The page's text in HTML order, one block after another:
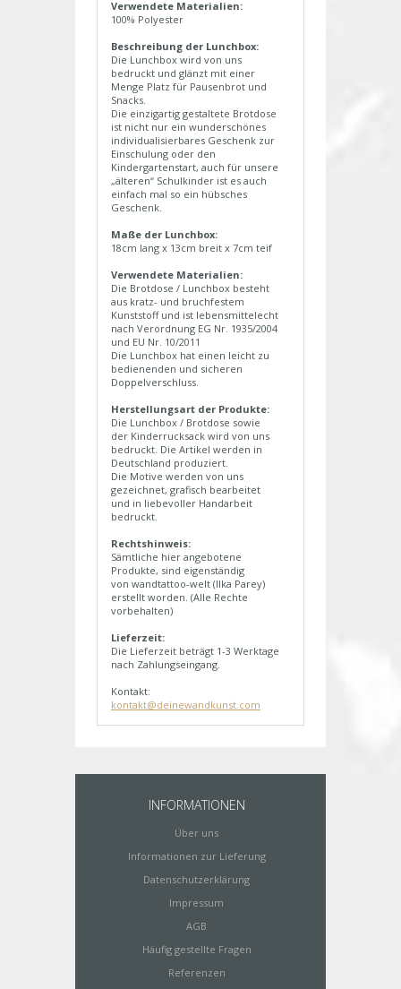
Verwendete Materialien:
100% Polyester
Beschreibung der Lunchbox:
Die Lunchbox wird von uns
bedruckt und glänzt mit einer
Menge Platz für Pausenbrot und
Snacks.
Die einzigartig gestaltete Brotdose
ist nicht nur ein wunderschönes
individualisierbares Geschenk zur
Einschulung oder den
Kindergartenstart, auch für unsere
„älteren“ Schulkinder ist es auch
einfach mal so ein hübsches
Geschenk.
Maße der Lunchbox:
18cm lang x 13cm breit x 7cm teif
Verwendete Materialien:
Die Brotdose / Lunchbox besteht
aus kratz- und bruchfestem
Kunststoff und ist lebensmittelecht
nach Verordnung EG Nr. 1935/2004
und EU Nr. 10/2011
Die Lunchbox hat einen leicht zu
bedienenden und sicheren
Doppelverschluss.
Herstellungsart der Produkte:
Die Lunchbox / Brotdose sowie
der Kinderrucksack wird von uns
bedruckt. Die Artikel werden in
Deutschland produziert.
Die Motive werden von uns
gezeichnet, grafisch bearbeitet
und in liebevoller Handarbeit
bedruckt.
Rechtshinweis:
Sämtliche hier angebotene
Produkte, sind eigenständig
von wandtattoo-welt (Ilka Parey)
erstellt worden. (Alle Rechte
vorbehalten)
Lieferzeit:
Die Lieferzeit beträgt 1-3 Werktage
nach Zahlungseingang.
Kontakt:
kontakt@deinewandkunst.com
INFORMATIONEN
Über uns
Informationen zur Lieferung
Datenschutzerklärung
Impressum
AGB
Häufig gestellte Fragen
Referenzen